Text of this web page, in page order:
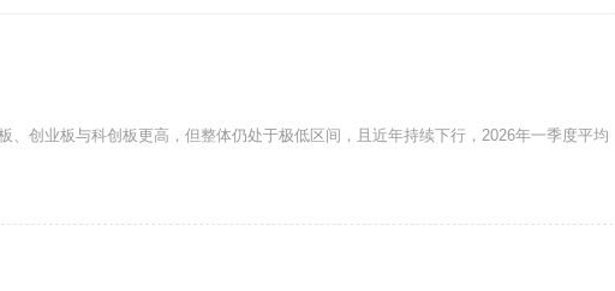
、创业板与科创板更高，但整体仍处于极低区间，且近年持续下行，2026年一季度平均